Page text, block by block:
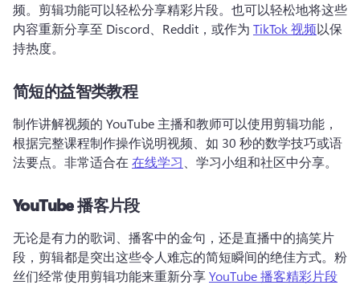
频。 剪辑功能可以轻松分享精彩片段。 也可以轻松地将这些
内容重新分享至 Discord、Reddit，或作为 TikTok 视频以保
持热度。
简短的益智类教程
制作讲解视频的 YouTube 主播和教师可以使用剪辑功能，
根据完整课程制作操作说明视频、如 30 秒的数学技巧或语
法要点。 非常适合在 在线学习 、学习小组和社区中分享。
YouTube 播客片段
无论是有力的歌词、播客中的金句，还是直播中的搞笑片
段，剪辑都是突出这些令人难忘的简短瞬间的绝佳方式。 粉
丝们经常使用剪辑功能来重新分享 YouTube 播客精彩片段